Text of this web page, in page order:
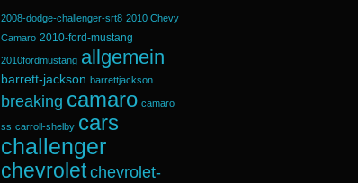
2008-dodge-challenger-srt8 2010 Chevy
Camaro 2010-ford-mustang
2010fordmustang allgemein
barrett-jackson barrettjackson
breaking camaro camaro
ss carroll-shelby cars
challenger
chevrolet chevrolet-